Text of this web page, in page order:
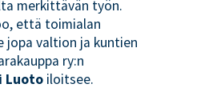
merkittävän työn.
että toimialan
jopa valtion ja kuntien
ry:n
Luoto iloitsee.